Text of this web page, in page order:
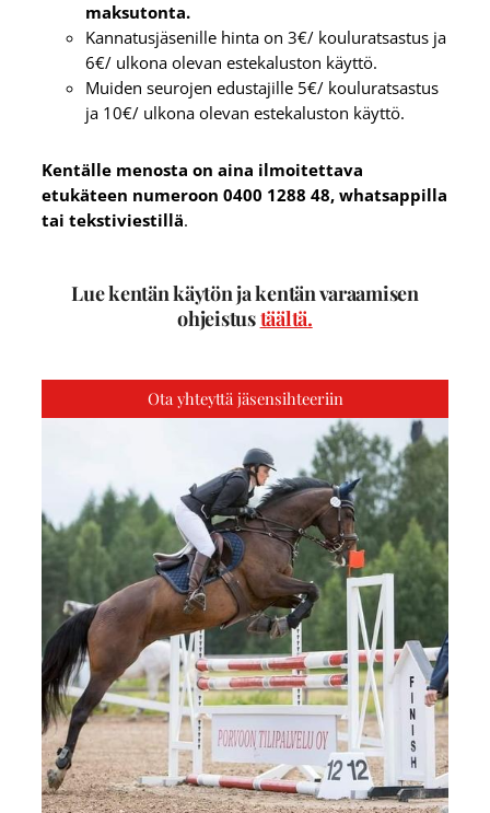
maksutonta.
Kannatusjäsenille hinta on 3€/ kouluratsastus ja
6€/ ulkona olevan estekaluston käyttö.
Muiden seurojen edustajille 5€/ kouluratsastus
ja 10€/ ulkona olevan estekaluston käyttö.
Kentälle menosta on aina ilmoitettava
etukäteen numeroon 0400 1288 48, whatsappilla
tai tekstiviestillä.
Lue kentän käytön ja kentän varaamisen
ohjeistustäältä.
Ota yhteyttä jäsensihteeriin